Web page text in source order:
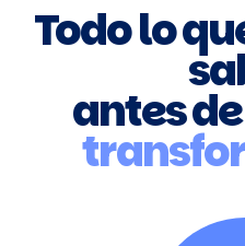
Todo lo
antes de